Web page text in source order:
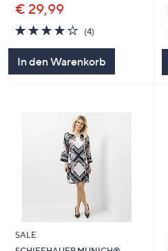
€ 29,99
3.8
von
(4)4
In den Warenkorb
SALE